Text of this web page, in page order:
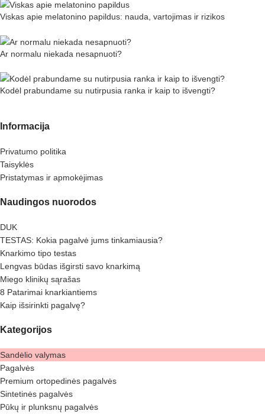
Viskas apie melatonino papildus: nauda, vartojimas ir rizikos
Ar normalu niekada nesapnuoti?
Kodėl prabundame su nutirpusia ranka ir kaip to išvengti?
Informacija
Privatumo politika
Taisyklės
Pristatymas ir apmokėjimas
Naudingos nuorodos
DUK
TESTAS: Kokia pagalvė jums tinkamiausia?
Knarkimo tipo testas
Lengvas būdas išgirsti savo knarkimą
Miego klinikų sąrašas
8 Patarimai knarkiantiems
Kaip išsirinkti pagalvę?
Kategorijos
Sandėlio valymas
Pagalvės
Premium ortopedinės pagalvės
Sintetinės pagalvės
Pūkų ir plunksnų pagalvės